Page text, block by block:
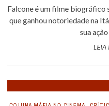
Falcone é um filme biográfico
que ganhou notoriedade na
sua
LEIA